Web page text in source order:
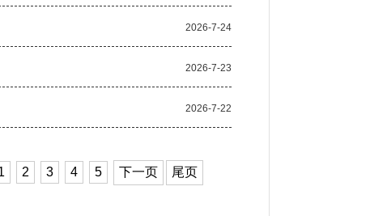
2026-7-24
2026-7-23
2026-7-22
2 3 4 5 下一页 尾页